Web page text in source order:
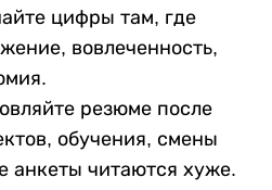
цифры там, где
вовлеченность,
резюме после
обучения, смены
анкеты читаются хуже.